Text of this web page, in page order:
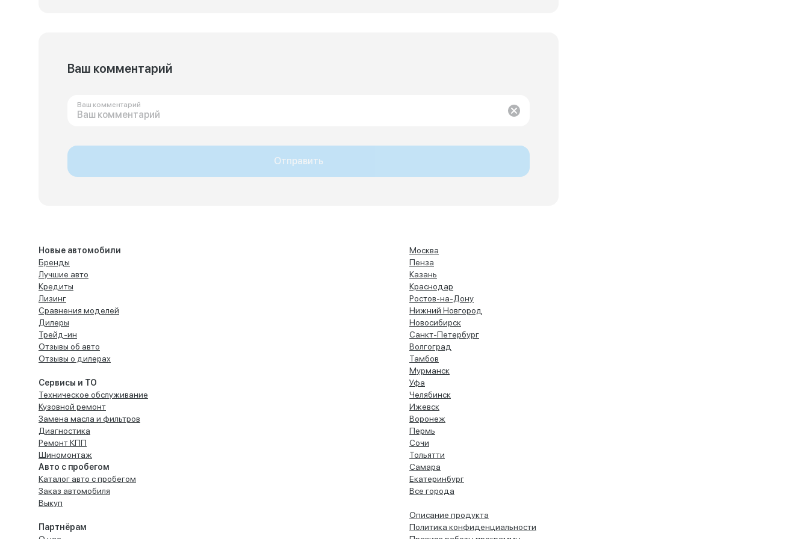
Ваш комментарий
Ваш комментарий
Отправить
Новые автомобили
Бренды
Лучшие авто
Кредиты
Лизинг
Сравнения моделей
Дилеры
Трейд-ин
Отзывы об авто
Отзывы о дилерах
Сервисы и ТО
Техническое обслуживание
Кузовной ремонт
Замена масла и фильтров
Диагностика
Ремонт КПП
Шиномонтаж
Авто с пробегом
Каталог авто с пробегом
Заказ автомобиля
Выкуп
Партнёрам
Москва
Пенза
Казань
Краснодар
Ростов-на-Дону
Нижний Новгород
Новосибирск
Санкт-Петербург
Волгоград
Тамбов
Мурманск
Уфа
Челябинск
Ижевск
Воронеж
Пермь
Сочи
Тольятти
Самара
Екатеринбург
Все города
Описание продукта
Политика конфиденциальности